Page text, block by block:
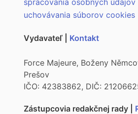
spracovania osobných údajov
uchovávania súborov cookies
Vydavateľ | Kontakt
Force Majeure, Boženy
Prešov
IČO: 42383862, DIČ:
Zástupcovia redakčnej rady |